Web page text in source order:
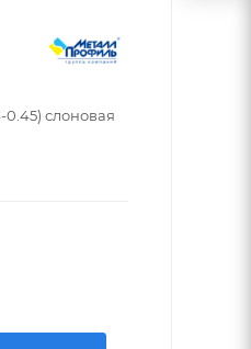
слоновая